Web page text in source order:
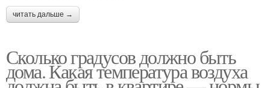
читать дальше →
Сколько градусов должно быть
дома. Какая температура воздуха